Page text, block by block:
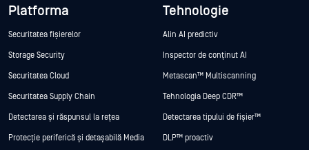
Platforma
Securitatea fișierelor
Storage Security
Securitatea Cloud
Securitatea Supply Chain
Detectarea și răspunsul la rețea
Protecție periferică și detașabilă Media
Tehnologie
Alin AI predictiv
Inspector de conținut AI
Metascan™ Multiscanning
Tehnologia Deep CDR™
Detectarea tipului de fișier™
DLP™ proactiv